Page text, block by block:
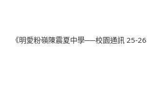
《明愛粉嶺陳震夏中學──校園通訊 25-26